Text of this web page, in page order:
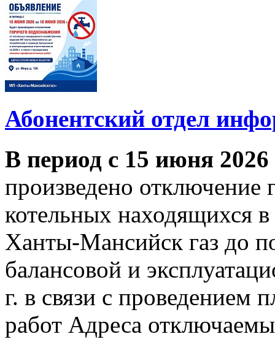
Абонентский отдел
В период с 15 июня
произведено отключение
котельных находящихся
Ханты-Мансийск газ до
балансовой и
г. в связи с проведением
работ Адреса